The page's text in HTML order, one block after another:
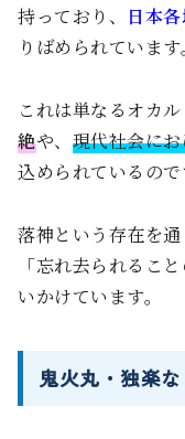
持っており、
日本
りばめられています
これは単なるオカ
絶や、 現代社会に
込められているので
落神という存在を
「忘れ去られるこ
いかけています。
鬼火丸・独楽